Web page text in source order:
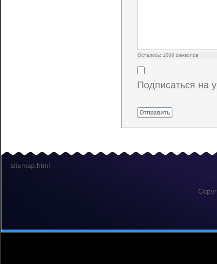
Осталось: 1000 символов
Подписаться на
Отправить
sitemap.html